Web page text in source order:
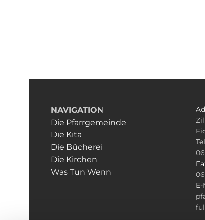
NAVIGATION
Die Pfarrgemeinde
Die Kita
Die Bücherei
Die Kirchen
Was Tun Wenn
E-